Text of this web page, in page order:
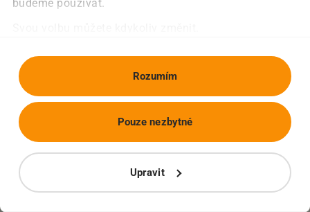
budeme používat.
Rozumím
Upravit
Pouze nezbytné